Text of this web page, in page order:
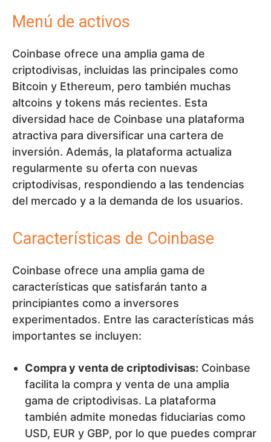
Menú de activos
Coinbase ofrece una amplia gama de
criptodivisas, incluidas las principales como
Bitcoin y Ethereum, pero también muchas
altcoins y tokens más recientes. Esta
diversidad hace de Coinbase una plataforma
atractiva para diversificar una cartera de
inversión. Además, la plataforma actualiza
regularmente su oferta con nuevas
criptodivisas, respondiendo a las tendencias
del mercado y a la demanda de los usuarios.
Características de Coinbase
Coinbase ofrece una amplia gama de
características que satisfarán tanto a
principiantes como a inversores
experimentados. Entre las características más
importantes se incluyen:
Compra y venta de criptodivisas: Coinbase
facilita la compra y venta de una amplia
gama de criptodivisas. La plataforma
también admite monedas fiduciarias como
USD, EUR y GBP, por lo que puedes comprar